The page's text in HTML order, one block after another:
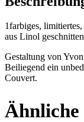
1farbiges,
aus Linol
Gestaltung von
Beiliegend ein
Couvert.